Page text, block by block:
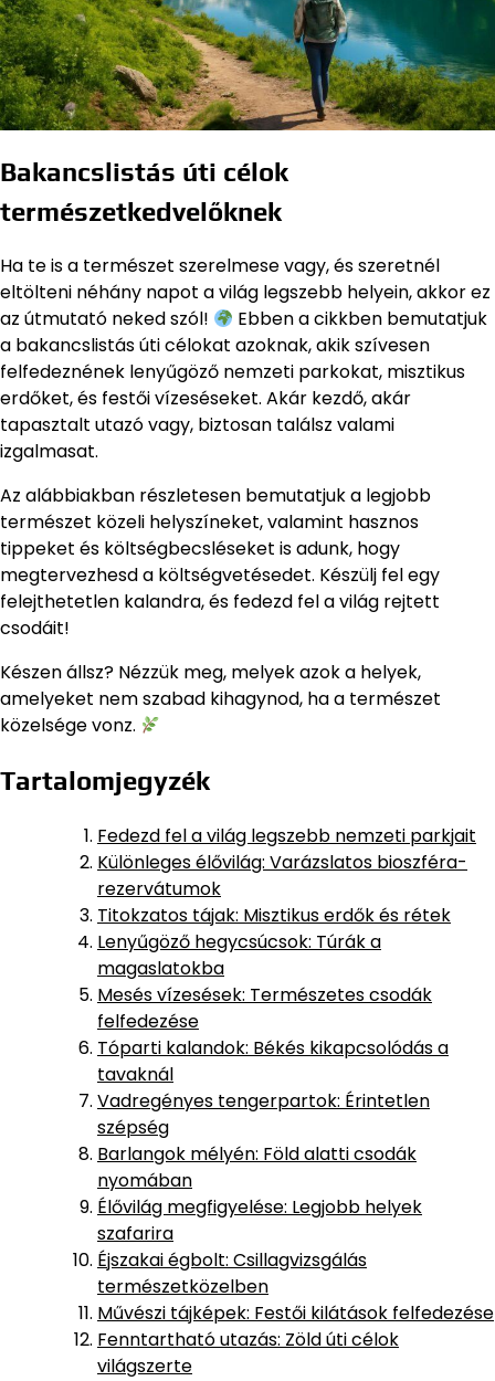
Bakancslistás úti célok
természetkedvelőknek
Ha te is a természet szerelmese vagy, és szeretnél
eltölteni néhány napot a világ legszebb helyein, akkor ez
az útmutató neked szól!
Ebben a cikkben bemutatjuk
a bakancslistás úti célokat azoknak, akik szívesen
felfedeznének lenyűgöző nemzeti parkokat, misztikus
erdőket, és festői vízeséseket. Akár kezdő, akár
tapasztalt utazó vagy, biztosan találsz valami
izgalmasat.
Az alábbiakban részletesen bemutatjuk a legjobb
természet közeli helyszíneket, valamint hasznos
tippeket és költségbecsléseket is adunk, hogy
megtervezhesd a költségvetésedet. Készülj fel egy
felejthetetlen kalandra, és fedezd fel a világ rejtett
csodáit!
Készen állsz? Nézzük meg, melyek azok a helyek,
amelyeket nem szabad kihagynod, ha a természet
közelsége vonz.
Tartalomjegyzék
Fedezd fel a világ legszebb nemzeti parkjait
Különleges élővilág: Varázslatos bioszféra-
rezervátumok
Titokzatos tájak: Misztikus erdők és rétek
Lenyűgöző hegycsúcsok: Túrák a
magaslatokba
Mesés vízesések: Természetes csodák
felfedezése
Tóparti kalandok: Békés kikapcsolódás a
tavaknál
Vadregényes tengerpartok: Érintetlen
szépség
Barlangok mélyén: Föld alatti csodák
nyomában
Élővilág megfigyelése: Legjobb helyek
szafarira
Éjszakai égbolt: Csillagvizsgálás
természetközelben
Művészi tájképek: Festői kilátások felfedezése
Fenntartható utazás: Zöld úti célok
világszerte